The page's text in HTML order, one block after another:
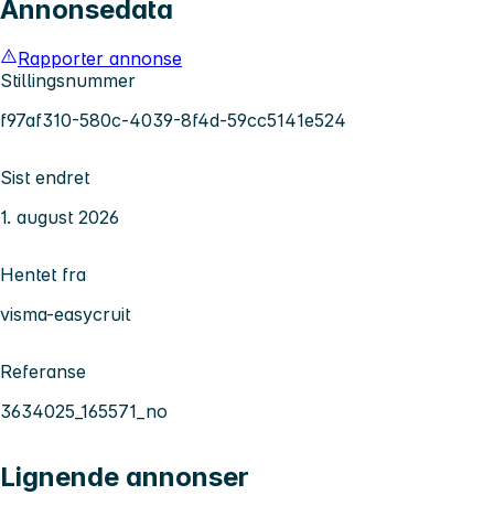
Annonsedata
Rapporter annonse
Stillingsnummer
f97af310-580c-4039-8f4d-59cc5141e524
Sist endret
1. august 2026
Hentet fra
visma-easycruit
Referanse
3634025_165571_no
Lignende annonser